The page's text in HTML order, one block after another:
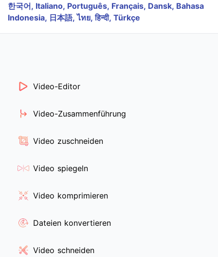
한국어, Italiano, Português, Français, Dansk, Bahasa
Indonesia, 日本語,ไทย,हिन्दी, Türkçe
Video-Editor
Video-Zusammenführung
Video zuschneiden
Video spiegeln
Video komprimieren
Dateien konvertieren
Video schneiden